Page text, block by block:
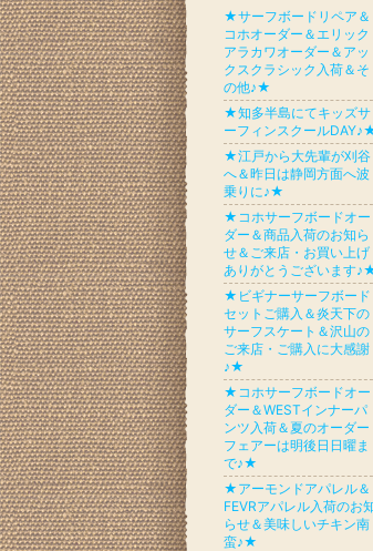
★サーフボードリペア＆
コホオーダー＆エリック
アラカワオーダー＆アッ
クスクラシック入荷＆そ
の他♪★
★知多半島にてキッズサ
ーフィンスクール
★江戸から大先輩が刈谷
へ＆昨日は静岡方面へ波
乗りに♪★
★コホサーフボードオー
ダー＆商品入荷のお知ら
せ＆ご来店・お買い上げ
ありがとうございます
★ビギナーサーフボード
セットご購入＆炎天下の
サーフスケート＆沢山の
ご来店・ご購入に大感謝
♪★
★コホサーフボードオー
ダー＆WESTインナーパ
ンツ入荷＆夏のオーダー
フェアーは明後日日曜ま
で♪★
★アーモンドアパレル＆
FEVRアパレル入荷のお
らせ＆美味しいチキン南
蛮♪★